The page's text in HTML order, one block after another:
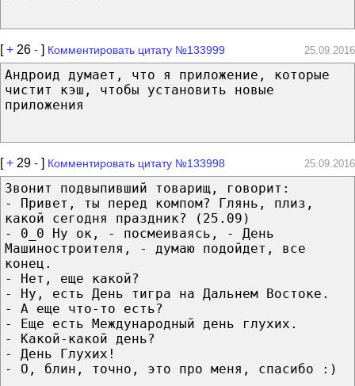
[+ 26 - ] Комментировать цитату №133999 25.09.2016
Андроид думает, что я приложение, которые
чистит кэш, чтобы установить новые
приложения
[+ 29 - ] Комментировать цитату №133998 25.09.2016
Звонит подвыпивший товарищ, говорит:
- Привет, ты перед компом? Глянь, плиз,
какой сегодня праздник? (25.09)
- 0_0 Ну ок, - посмеиваясь, - День
Машиностроителя, - думаю подойдет, все
конец.
- Нет, еще какой?
- Ну, есть День тигра на Дальнем Востоке.
- А еще что-то есть?
- Еще есть Международный день глухих.
- Какой-какой день?
- День Глухих!
- О, блин, точно, это про меня, спасибо :)